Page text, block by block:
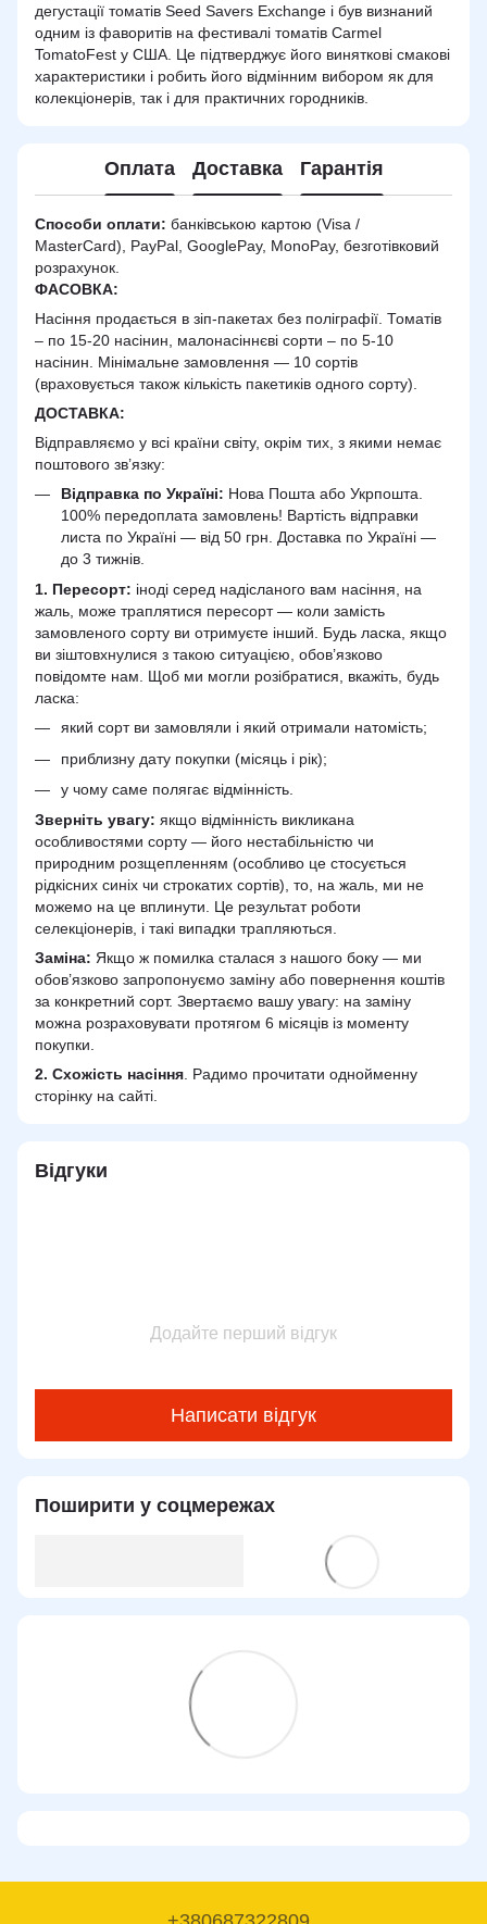
дегустації томатів Seed Savers Exchange і був визнаний
одним із фаворитів на фестивалі томатів Carmel
TomatoFest у США. Це підтверджує його виняткові смакові
характеристики і робить його відмінним вибором як для
колекціонерів, так і для практичних городників.
Оплата Доставка Гарантія
Способи оплати: банківською картою (Visa /
MasterCard), PayPal, GooglePay, MonoPay, безготівковий
розрахунок.
ФАСОВКА:
Насіння продається в зіп-пакетах без поліграфії. Томатів
– по 15-20 насінин, малонасіннєві сорти – по 5-10
насінин. Мінімальне замовлення — 10 сортів
(враховується також кількість пакетиків одного сорту).
ДОСТАВКА:
Відправляємо у всі країни світу, окрім тих, з якими немає
поштового зв’язку:
Відправка по Україні: Нова Пошта або Укрпошта.
100% передоплата замовлень! Вартість відправки
листа по Україні — від 50 грн. Доставка по Україні —
до 3 тижнів.
1. Пересорт: іноді серед надісланого вам насіння, на
жаль, може траплятися пересорт — коли замість
замовленого сорту ви отримуєте інший. Будь ласка, якщо
ви зіштовхнулися з такою ситуацією, обов’язково
повідомте нам. Щоб ми могли розібратися, вкажіть, будь
ласка:
який сорт ви замовляли і який отримали натомість;
приблизну дату покупки (місяць і рік);
у чому саме полягає відмінність.
Зверніть увагу: якщо відмінність викликана
особливостями сорту — його нестабільністю чи
природним розщепленням (особливо це стосується
рідкісних синіх чи строкатих сортів), то, на жаль, ми не
можемо на це вплинути. Це результат роботи
селекціонерів, і такі випадки трапляються.
Заміна: Якщо ж помилка сталася з нашого боку — ми
обов’язково запропонуємо заміну або повернення коштів
за конкретний сорт. Звертаємо вашу увагу: на заміну
можна розраховувати протягом 6 місяців із моменту
покупки.
2. Схожість насіння. Радимо прочитати однойменну
сторінку на сайті.
Відгуки
Додайте перший відгук
Написати відгук
Поширити у соцмережах